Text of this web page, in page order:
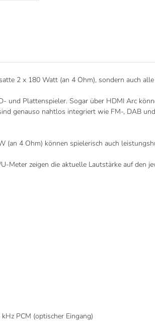
2 x 180 Watt (an 4 Ohm), sondern auch
Plattenspieler. Sogar über HDMI Arc
genauso nahtlos integriert wie FM-, DAB
4 Ohm) können spielerisch auch
zeigen die aktuelle Lautstärke auf den
PCM (optischer Eingang)